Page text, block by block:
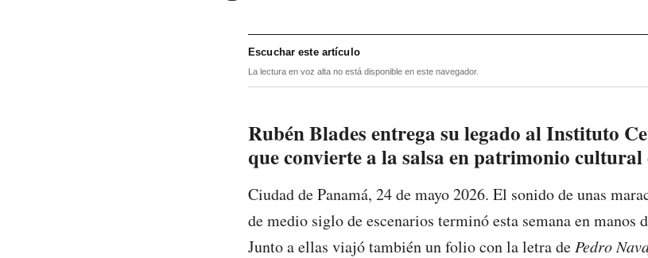
Escuchar este artículo
La lectura en voz alta no está disponible en este navegador.
Rubén Blades entrega su legado al Instituto
que convierte a la salsa en patrimonio
Ciudad de Panamá, 24 de mayo 2026. El sonido de unas
de medio siglo de escenarios terminó esta semana en manos
Junto a ellas viajó también un folio con la letra de Pedro